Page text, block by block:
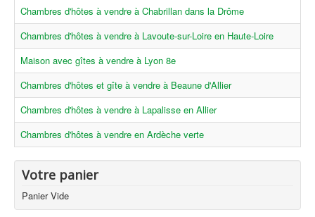
Chambres d'hôtes à vendre à Chabrillan dans la Drôme
Chambres d'hôtes à vendre à Lavoute-sur-Loire en Haute-Loire
Maison avec gîtes à vendre à Lyon 8e
Chambres d'hôtes et gîte à vendre à Beaune d'Allier
Chambres d'hôtes à vendre à Lapalisse en Allier
Chambres d'hôtes à vendre en Ardèche verte
Votre panier
Panier Vide